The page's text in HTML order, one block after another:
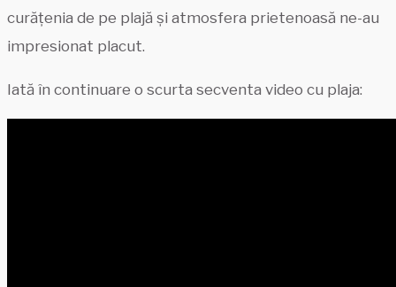
curățenia de pe plajă și atmosfera prietenoasă ne-au
impresionat placut.
Iată în continuare o scurta secventa video cu plaja: